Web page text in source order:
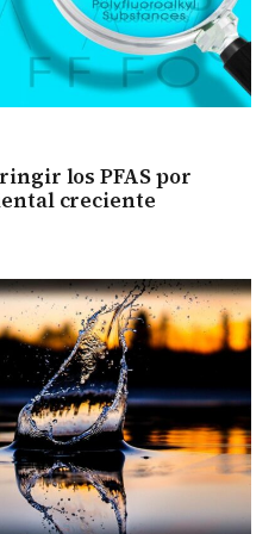
los PFAS por
creciente